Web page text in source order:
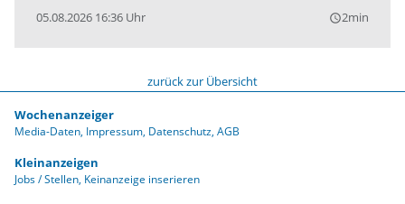
05.08.2026 16:36 Uhr query_builder2min
zurück zur Übersicht
Wochenanzeiger
Media-Daten Impressum Datenschutz AGB
Kleinanzeigen
Jobs / Stellen Keinanzeige inserieren